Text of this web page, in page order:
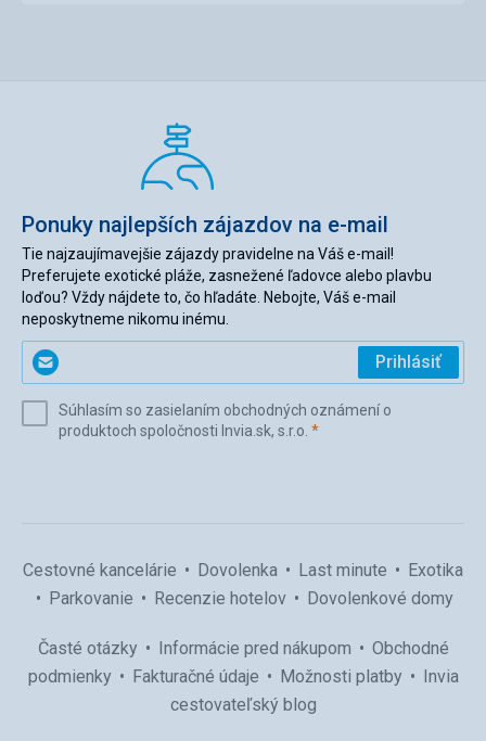
Ponuky najlepších zájazdov na e-mail
Tie najzaujímavejšie zájazdy pravidelne na Váš e-mail!
Preferujete exotické pláže, zasnežené ľadovce alebo plavbu
loďou? Vždy nájdete to, čo hľadáte. Nebojte, Váš e-mail
neposkytneme nikomu inému.
Zadajte
svoj
(povinné)
Prihlásiť
Súhlasím so zasielaním obchodných oznámení o
produktoch spoločnosti Invia.sk, s.r.o. *(povinné)
Cestovné kancelárie Dovolenka Last minute
Exotika
Parkovanie
Recenzie hotelov Dovolenkové domy
Časté otázky Informácie pred nákupom
Obchodné
podmienky
Fakturačné údaje Možnosti platby
Invia
cestovateľský blog